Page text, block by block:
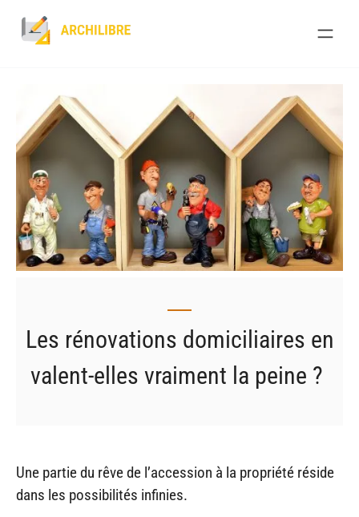
Les rénovations domiciliaires en
valent-elles vraiment la peine ?
Une partie du rêve de l’accession à la propriété réside
dans les possibilités infinies.